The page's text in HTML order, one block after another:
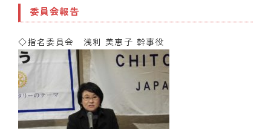
委員会報告
◇指名委員会 浅利 美恵子 幹事役